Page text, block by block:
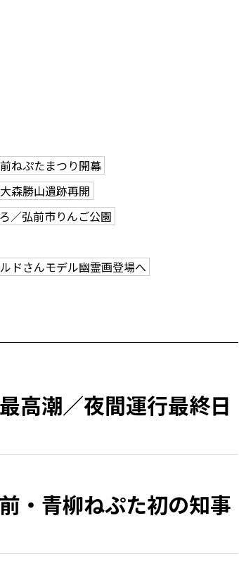
ねぷたまつり開幕
森勝山遺跡再開
／弘前市りんご公園
ドさんモデル幽霊画登場へ
高潮／夜間運行最終日
・青柳ねぷた初の知事